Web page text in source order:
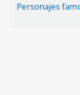
Personajes